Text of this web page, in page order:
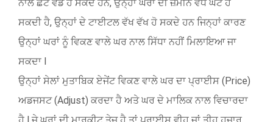
ਨਾਲੋਂ ਛੋਟੇ ਵੱਡੇ ਹੋ ਸਕਦੇ ਹਨ, ਉਨ੍ਹਾਂ ਘਰਾਂ ਦੀ ਜ਼ਮੀਨ ਵੱਧ ਘੱਟ ਹੋ
ਸਕਦੀ ਹੈ, ਉਨ੍ਹਾਂ ਦੇ ਟਾਈਟਲ ਵੱਖ ਵੱਖ ਹੋ ਸਕਦੇ ਹਨ ਜਿਨ੍ਹਾਂ ਕਾਰਣ
ਉਨ੍ਹਾਂ ਘਰਾਂ ਨੂੰ ਵਿਕਣ ਵਾਲੇ ਘਰ ਨਾਲ ਸਿੱਧਾ ਨਹੀਂ ਮਿਲਾਇਆ ਜਾ
ਸਕਦਾ l
ਉਨ੍ਹਾਂ ਸੇਲਾਂ ਮੁਤਾਬਿਕ ਏਜੇਂਟ ਵਿਕਣ ਵਾਲੇ ਘਰ ਦਾ ਪ੍ਰਾਈਸ (Price)
ਅਡਜਸਟ (Adjust) ਕਰਦਾ ਹੈ ਅਤੇ ਘਰ ਦੇ ਮਾਲਿਕ ਨਾਲ ਵਿਚਾਰਦਾ